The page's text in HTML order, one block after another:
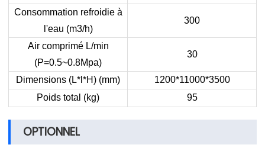
Consommation refroidie à
l'eau (m3/h)
300
Air comprimé L/min
(P=0.5~0.8Mpa)
30
Dimensions (L*l*H) (mm)
1200*11000*3500
Poids total (kg)
95
OPTIONNEL